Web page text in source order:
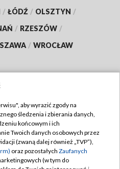
/ ŁÓDŹ / OLSZTYN /
/ RZESZÓW /
/ WROCŁAW
TVP
TVP
prywatności
aby wyrazić zgody na
śledzenia i zbierania danych,
końcowym i ich
Twoich danych osobowych przez
(zwaną dalej również „TVP”),
oraz pozostałych Zaufanych
(w tym do